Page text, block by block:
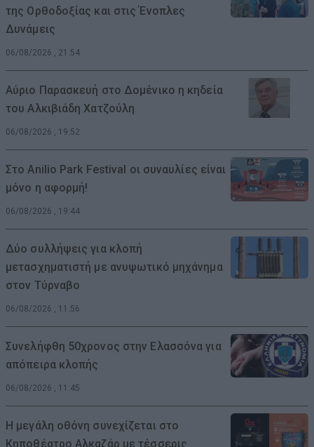
της Ορθοδοξίας και στις Ένοπλες
Δυνάμεις
06/08/2026 , 21:54
Αύριο Παρασκευή στο Δομένικο η κηδεία
του Αλκιβιάδη Χατζούλη
06/08/2026 , 19:52
Στο Anilio Park Festival οι συναυλίες είναι
μόνο η αφορμή!
06/08/2026 , 19:44
Δύο συλλήψεις για κλοπή
μετασχηματιστή με ανυψωτικό μηχάνημα
στον Τύρναβο
06/08/2026 , 11:56
Συνελήφθη 50χρονος στην Ελασσόνα για
απόπειρα κλοπής
06/08/2026 , 11:45
Η μεγάλη οθόνη συνεχίζεται στο
Κηποθέατρο Αλκαζάρ με τέσσερις